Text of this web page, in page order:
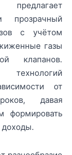
прозрачный
с учётом
газы
клапанов.
технологий
от
давая
формировать